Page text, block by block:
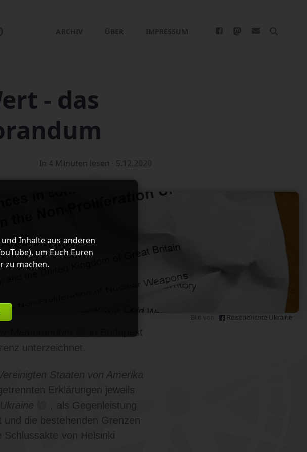
ARCHIV ÜBER IMPRESSUM
- das
In 4 Minuten lesen · 5.12.2020
Bild von Reiseberichte Ukraine
in Budapest
unterzeichnet.
Staaten von Amerika
Erklärungen jeweils
Ukraine
, als Gegenleistung
die bestehenden Grenzen
von Helsinki
und Inhalte aus anderen
), um Euch Euren
zu machen.